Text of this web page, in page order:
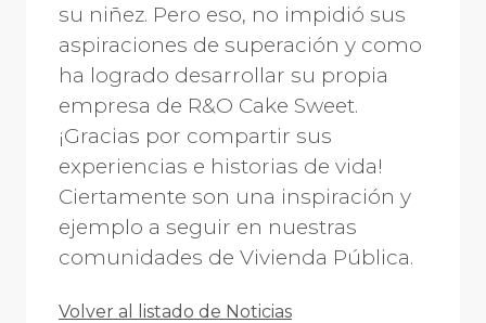
su niñez. Pero eso, no impidió sus
aspiraciones de superación y como
ha logrado desarrollar su propia
empresa de R&O Cake Sweet.
¡Gracias por compartir sus
experiencias e historias de vida!
Ciertamente son una inspiración y
ejemplo a seguir en nuestras
comunidades de Vivienda Pública.
Volver al listado de Noticias